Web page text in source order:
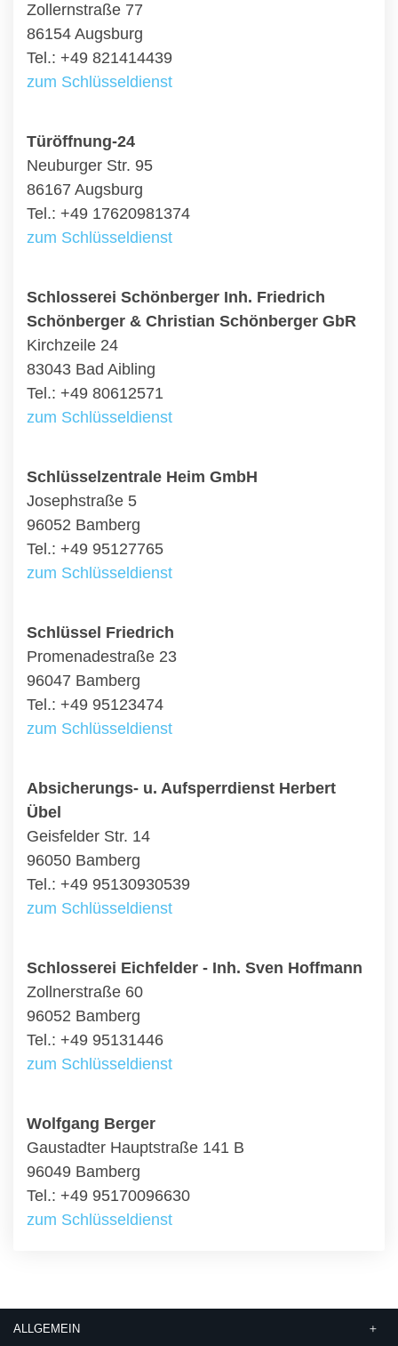
Zollernstraße 77
86154 Augsburg
Tel.: +49 821414439
zum Schlüsseldienst
Türöffnung-24
Neuburger Str. 95
86167 Augsburg
Tel.: +49 17620981374
zum Schlüsseldienst
Schlosserei Schönberger Inh. Friedrich
Schönberger & Christian Schönberger GbR
Kirchzeile 24
83043 Bad Aibling
Tel.: +49 80612571
zum Schlüsseldienst
Schlüsselzentrale Heim GmbH
Josephstraße 5
96052 Bamberg
Tel.: +49 95127765
zum Schlüsseldienst
Schlüssel Friedrich
Promenadestraße 23
96047 Bamberg
Tel.: +49 95123474
zum Schlüsseldienst
Absicherungs- u. Aufsperrdienst Herbert
Übel
Geisfelder Str. 14
96050 Bamberg
Tel.: +49 95130930539
zum Schlüsseldienst
Schlosserei Eichfelder - Inh. Sven Hoffmann
Zollnerstraße 60
96052 Bamberg
Tel.: +49 95131446
zum Schlüsseldienst
Wolfgang Berger
Gaustadter Hauptstraße 141 B
96049 Bamberg
Tel.: +49 95170096630
zum Schlüsseldienst
ALLGEMEIN